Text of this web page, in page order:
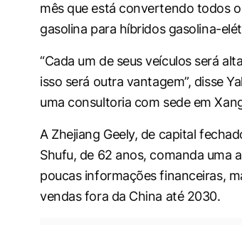
mês que está convertendo todos
gasolina para híbridos gasolina-
“Cada um de seus veículos será
isso será outra vantagem”, disse
uma consultoria com sede em
A Zhejiang Geely, de capital
Shufu, de 62 anos, comanda uma
poucas informações financeiras,
vendas fora da China até 2030.